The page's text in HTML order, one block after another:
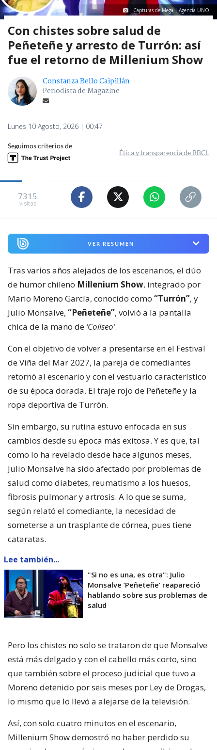
Capturas de Mega | Agencia UNO
Con chistes sobre salud de
Peñeteñe y arresto de Turrón: así
fue el retorno de Millenium Show
Constanza Bello Caipillán
Periodista de Magazine
Lunes 10 Agosto, 2026 | 00:47
Seguimos criterios de
Ética y transparencia de BBCL
7315
visitas
VER RESUMEN
Tras varios años alejados de los escenarios, el dúo
de humor chileno Millenium Show, integrado por
Mario Moreno García, conocido como “Turrón”, y
Julio Monsalve, “Peñeteñe”, volvió a la pantalla
chica de la mano de ‘Coliseo’.
Con el objetivo de volver a presentarse en el Festival
de Viña del Mar 2027, la pareja de comediantes
retornó al escenario y con el vestuario característico
de su época dorada. El traje rojo de Peñeteñe y la
ropa deportiva de Turrón.
Sin embargo, su rutina estuvo enfocada en sus
cambios desde su época más exitosa. Y es que, tal
como lo ha revelado desde hace algunos meses,
Julio Monsalve ha sido afectado por problemas de
salud como diabetes, reumatismo a los huesos,
fibrosis pulmonar y artrosis. A lo que se suma,
según relató el comediante, la necesidad de
someterse a un trasplante de córnea, pues tiene
cataratas.
Lee también...
"Si no es una, es otra": Julio
Monsalve ’Peñeteñe’ reapareció
hablando sobre sus problemas de
salud
Pero los chistes no solo se trataron de que Monsalve
está más delgado y con el cabello más corto, sino
que también sobre el proceso judicial que tuvo a
Moreno detenido por seis meses por Ley de Drogas,
lo mismo que lo llevó a alejarse de la televisión.
Así, con solo cuatro minutos en el escenario,
Millenium Show demostró no haber perdido su